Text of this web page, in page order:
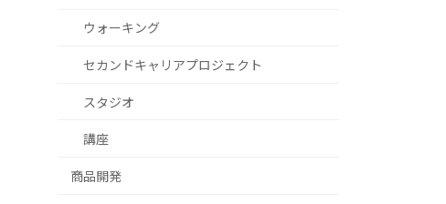
ウォーキング
セカンドキャリアプロジェクト
スタジオ
講座
商品開発